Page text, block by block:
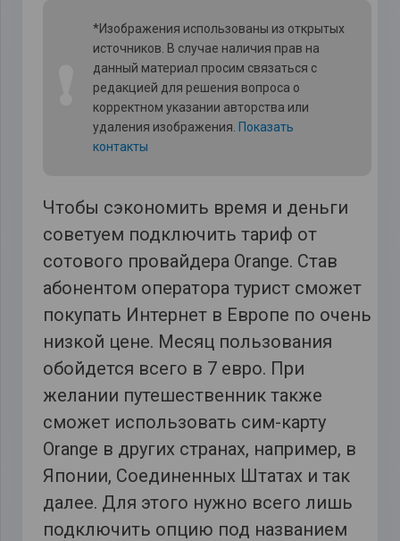
*Изображения использованы из открытых
источников. В случае наличия прав на
данный материал просим связаться с
редакцией для решения вопроса о
корректном указании авторства или
удаления изображения. Показать
контакты
Чтобы сэкономить время и деньги
советуем подключить тариф от
сотового провайдера Orange. Став
абонентом оператора турист сможет
покупать Интернет в Европе по очень
низкой цене. Месяц пользования
обойдется всего в 7 евро. При
желании путешественник также
сможет использовать сим-карту
Orange в других странах, например, в
Японии, Соединенных Штатах и так
далее. Для этого нужно всего лишь
подключить опцию под названием